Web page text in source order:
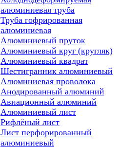
алюминиевая труба
Труба гофрированная
алюминиевая
Алюминиевый пруток
Алюминиевый круг (кругляк)
Алюминиевый квадрат
Шестигранник алюминиевый
Алюминиевая проволока
Анодированный алюминий
Авиационный алюминий
Алюминиевый лист
Рифлёный лист
Лист перфорированный
алюминиевый